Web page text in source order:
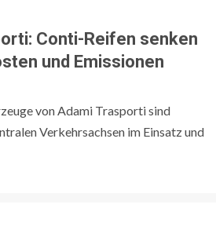
Conti-Reifen senken
und Emissionen
von Adami Trasporti sind
Verkehrsachsen im Einsatz und